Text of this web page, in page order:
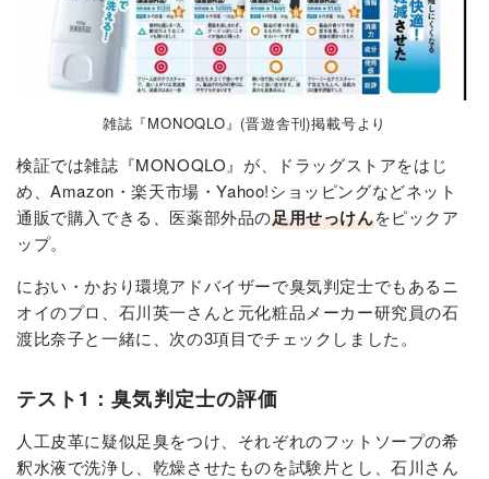
雑誌『MONOQLO』(晋遊舎刊)掲載号より
検証では雑誌『MONOQLO』が、ドラッグストアをはじ
め、Amazon・楽天市場・Yahoo!ショッピングなどネット
通販で購入できる、医薬部外品の足用せっけんをピックア
ップ。
におい・かおり環境アドバイザーで臭気判定士でもあるニ
オイのプロ、石川英一さんと元化粧品メーカー研究員の石
渡比奈子と一緒に、次の3項目でチェックしました。
テスト1：臭気判定士の評価
人工皮革に疑似足臭をつけ、それぞれのフットソープの希
釈水液で洗浄し、乾燥させたものを試験片とし、石川さん